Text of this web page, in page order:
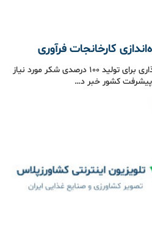
کارخانجات فرآوری
معاون وزیر جهادکشاورزی از هدفگذاری برای تولید ۱۰۰ درصدی شکر مورد نیاز
پیشرفت کشور خبر د…